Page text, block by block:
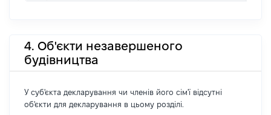
4. Об'єкти незавершеного
будівництва
У суб'єкта декларування чи членів його сім'ї відсутні
об'єкти для декларування в цьому розділі.